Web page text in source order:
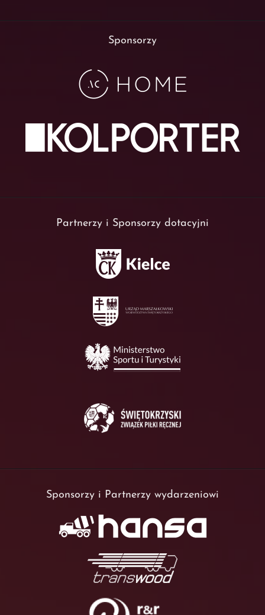
Sponsorzy
Partnerzy i Sponsorzy dotacyjni
Sponsorzy i Partnerzy wydarzeniowi